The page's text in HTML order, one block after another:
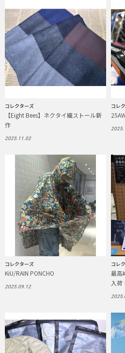
コレクターズ
【Eight Bees】ネクタイ織ストール新
作
2025.11.02
コレ
コレクターズ
KiU/RAIN PONCHO
2025.09.12
コレ
最高
入荷